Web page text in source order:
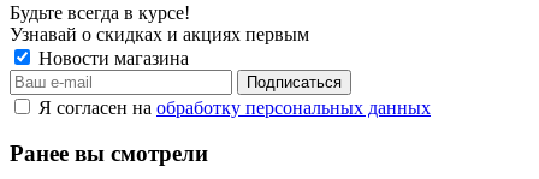
Будьте всегда в курсе!
Узнавай о скидках и акциях первым
Новости магазина
Я согласен на обработку персональных данных
Ранее вы смотрели